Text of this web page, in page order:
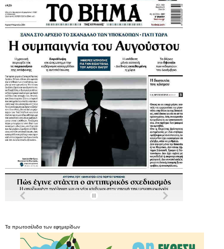
Τα πρωτοσέλιδα των εφημερίδων